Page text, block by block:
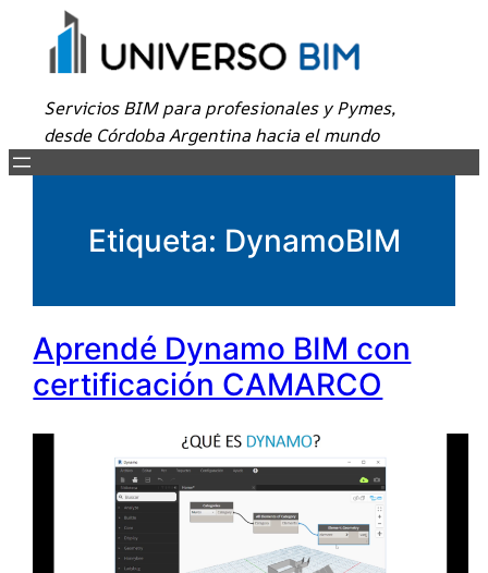
Servicios BIM para profesionales y Pymes,
desde Córdoba Argentina hacia el mundo
Etiqueta: DynamoBIM
Aprendé Dynamo BIM con
certificación CAMARCO